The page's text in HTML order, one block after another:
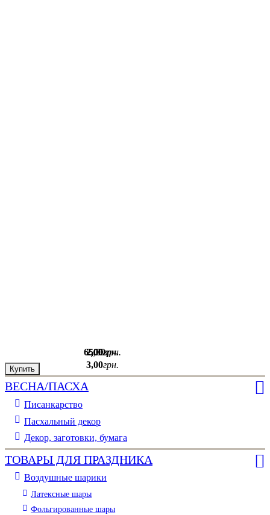
2,00грн.
Купить
2,00грн.
Купить
2,00грн.
Купить 3,00грн.
2,00грн.
Купить
65,00грн.
Купить
ВЕСНА/ПАСХА
Писанкарство
Пасхальный декор
Декор, заготовки, бумага
ТОВАРЫ ДЛЯ ПРАЗДНИКА
Воздушные шарики
Латексные шары
Фольгированные шары